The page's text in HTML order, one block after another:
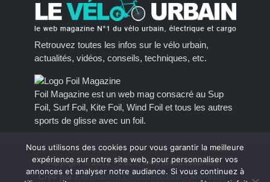
Retrouvez toutes les infos sur le vélo urbain,
actualités, vidéos, conseils, techniques, etc.
Foil Magazine est un web mag consacré au Sup
Foil, Surf Foil, Kite Foil, Wind Foil et tous les autres
sports de glisse avec un foil.
Copyright © 2012 - 2023, tous droits réservés.
Créé par Extremotion Communication-Mentions
Nous utilisons des cookies pour vous garantir la meilleure
expérience sur notre site web, pour personnaliser vos
annonces et analyser notre audiance. Si vous continuez à